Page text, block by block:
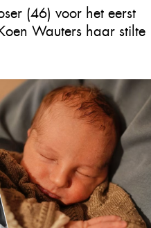
(46) voor het eerst
Wauters haar stilte